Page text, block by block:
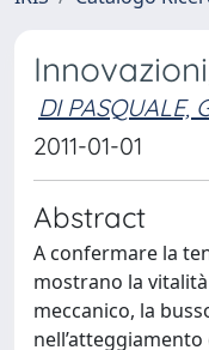
DI PASQUALE,
2011-01-01
Abstract
A confermare la
mostrano la
meccanico, la